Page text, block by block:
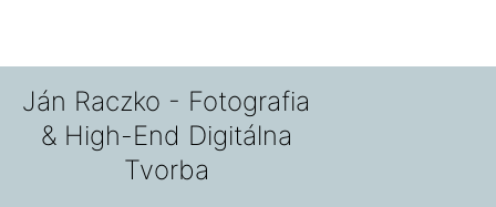
Ján Raczko - Fotografia
& High-End Digitálna
Tvorba